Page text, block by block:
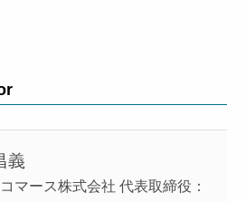
義
マース株式会社 代表取締役：